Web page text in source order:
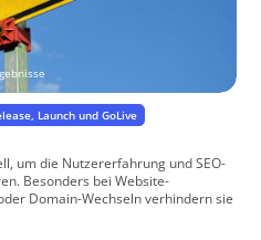
Launch und GoLive
um die Nutzererfahrung und SEO-
Besonders bei Website-
Domain-Wechseln verhindern sie